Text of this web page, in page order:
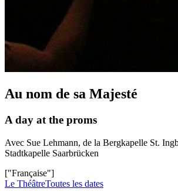
Au nom de sa Majesté
A day at the proms
Avec Sue Lehmann, de la Bergkapelle St.
Stadtkapelle Saarbrücken
["Française"]
Le ThéâtreToutes les dates